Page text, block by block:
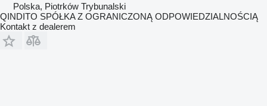
Polska, Piotrków Trybunalski
QINDITO SPÓŁKA Z OGRANICZONĄ ODPOWIEDZIALNOŚCIĄ
Kontakt z dealerem